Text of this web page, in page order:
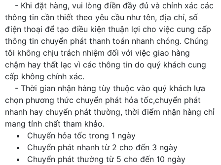
- Khi đặt hàng, vui lòng điền đầy đủ và chính xác các
thông tin cần thiết theo yêu cầu như tên, địa chỉ, số
điện thoại để tạo điều kiện thuận lợi cho việc cung cấp
thông tin chuyển phát thanh toán nhanh chóng. Chúng
tôi không chịu trách nhiệm đối với việc giao hàng
chậm hay thất lạc vì các thông tin do quý khách cung
cấp không chính xác.
- Thời gian nhận hàng tùy thuộc vào quý khách lựa
chọn phương thức chuyển phát hỏa tốc,chuyển phát
nhanh hay chuyển phát thường, thời điểm nhận hàng chỉ
mang tính chất tham khảo.
Chuyển hỏa tốc trong 1 ngày
Chuyển phát nhanh từ 2 cho đến 3 ngày
Chuyển phát thường từ 5 cho đến 10 ngày